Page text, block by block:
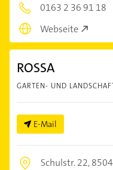
0163 2 36 91 18
Webseite
ROSSA
GARTEN- UND
E-Mail
Schulstr. 22,